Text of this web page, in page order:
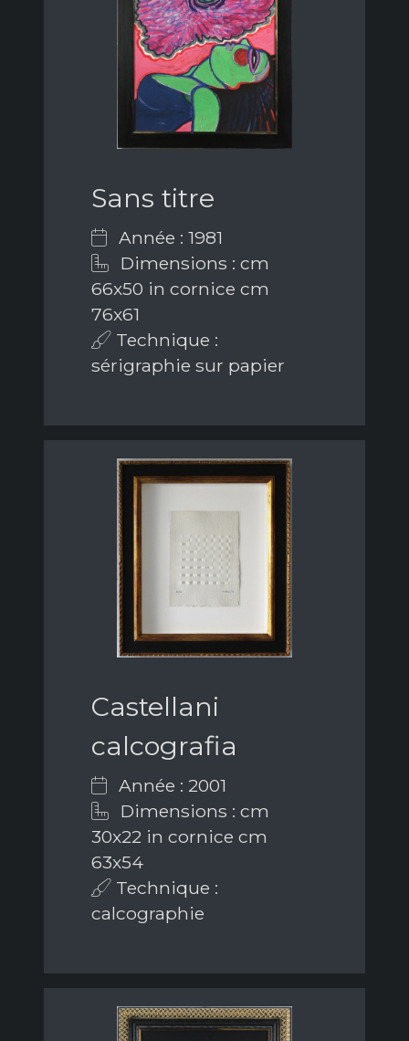
Sans titre
Année : 1981
Dimensions : cm
66x50 in cornice cm
76x61
Technique :
sérigraphie sur papier
Castellani
calcografia
Année : 2001
Dimensions : cm
30x22 in cornice cm
63x54
Technique :
calcographie